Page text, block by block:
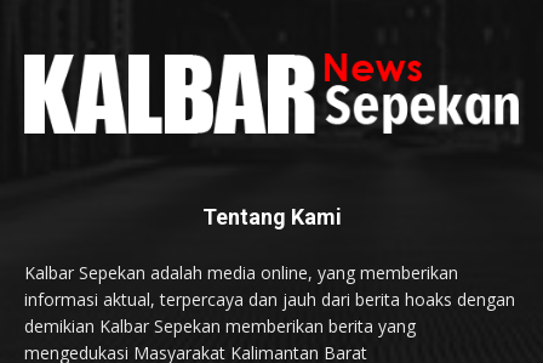
Tentang Kami
Kalbar Sepekan adalah media online, yang memberikan
informasi aktual, terpercaya dan jauh dari berita hoaks dengan
demikian Kalbar Sepekan memberikan berita yang
mengedukasi Masyarakat Kalimantan Barat